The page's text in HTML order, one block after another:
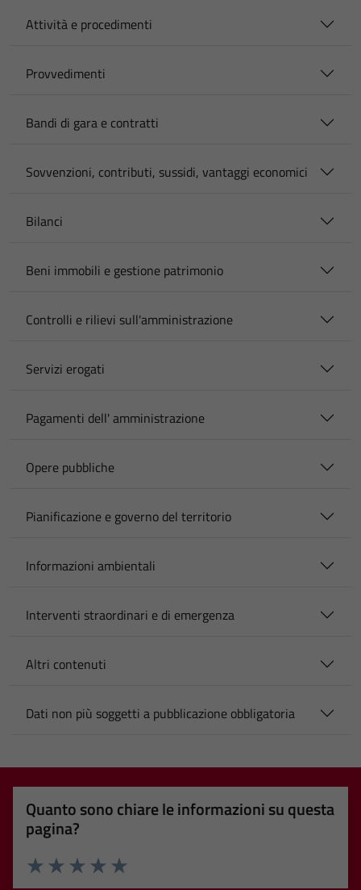
Attività e procedimenti
Provvedimenti
Bandi di gara e contratti
Sovvenzioni, contributi, sussidi, vantaggi economici
Bilanci
Beni immobili e gestione patrimonio
Controlli e rilievi sull'amministrazione
Servizi erogati
Pagamenti dell' amministrazione
Opere pubbliche
Pianificazione e governo del territorio
Informazioni ambientali
Interventi straordinari e di emergenza
Altri contenuti
Dati non più soggetti a pubblicazione obbligatoria
Quanto sono chiare le informazioni su questa
pagina?
Valuta 5 stelle su 5
Valuta 4 stelle su 5
Valuta 3 stelle su 5
Valuta 2 stelle su 5
Valuta 1 stelle su 5